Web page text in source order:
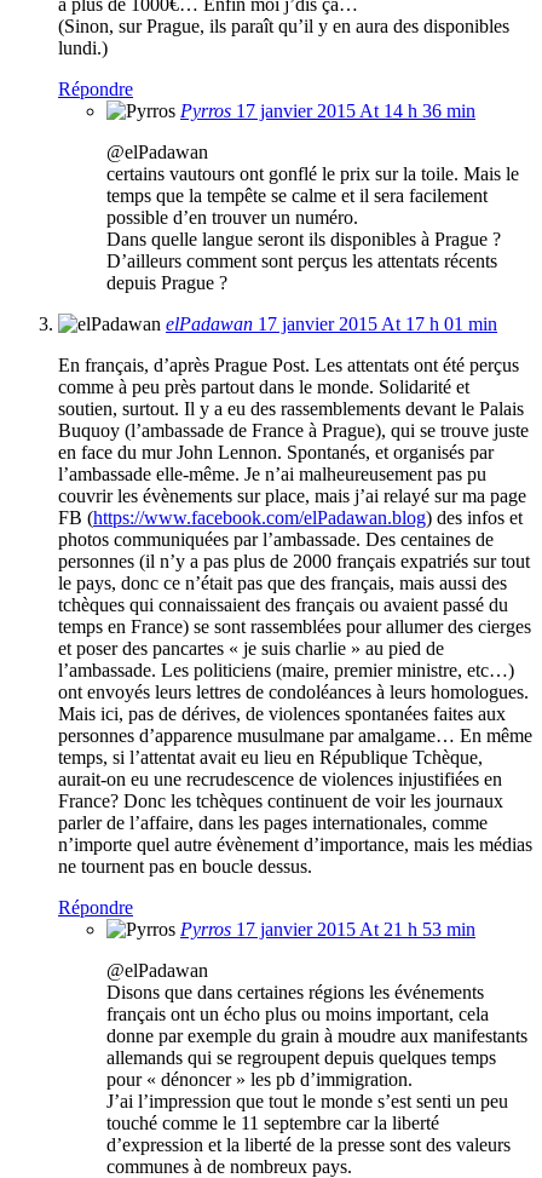
à plus de 1000€… Enfin moi j’dis ça…
(Sinon, sur Prague, ils paraît qu’il y en aura des disponibles
lundi.)
Répondre
Pyrros 17 janvier 2015 At 14 h 36 min
@elPadawan
certains vautours ont gonflé le prix sur la toile. Mais le
temps que la tempête se calme et il sera facilement
possible d’en trouver un numéro.
Dans quelle langue seront ils disponibles à Prague ?
D’ailleurs comment sont perçus les attentats récents
depuis Prague ?
elPadawan 17 janvier 2015 At 17 h 01 min
En français, d’après Prague Post. Les attentats ont été perçus
comme à peu près partout dans le monde. Solidarité et
soutien, surtout. Il y a eu des rassemblements devant le Palais
Buquoy (l’ambassade de France à Prague), qui se trouve juste
en face du mur John Lennon. Spontanés, et organisés par
l’ambassade elle-même. Je n’ai malheureusement pas pu
couvrir les évènements sur place, mais j’ai relayé sur ma page
FB (https://www.facebook.com/elPadawan.blog) des infos et
photos communiquées par l’ambassade. Des centaines de
personnes (il n’y a pas plus de 2000 français expatriés sur tout
le pays, donc ce n’était pas que des français, mais aussi des
tchèques qui connaissaient des français ou avaient passé du
temps en France) se sont rassemblées pour allumer des cierges
et poser des pancartes « je suis charlie » au pied de
l’ambassade. Les politiciens (maire, premier ministre, etc…)
ont envoyés leurs lettres de condoléances à leurs homologues.
Mais ici, pas de dérives, de violences spontanées faites aux
personnes d’apparence musulmane par amalgame… En même
temps, si l’attentat avait eu lieu en République Tchèque,
aurait-on eu une recrudescence de violences injustifiées en
France? Donc les tchèques continuent de voir les journaux
parler de l’affaire, dans les pages internationales, comme
n’importe quel autre évènement d’importance, mais les médias
ne tournent pas en boucle dessus.
Répondre
Pyrros 17 janvier 2015 At 21 h 53 min
@elPadawan
Disons que dans certaines régions les événements
français ont un écho plus ou moins important, cela
donne par exemple du grain à moudre aux manifestants
allemands qui se regroupent depuis quelques temps
pour « dénoncer » les pb d’immigration.
J’ai l’impression que tout le monde s’est senti un peu
touché comme le 11 septembre car la liberté
d’expression et la liberté de la presse sont des valeurs
communes à de nombreux pays.